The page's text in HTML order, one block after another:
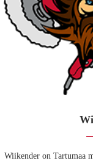
Wiikender on Tartumaa